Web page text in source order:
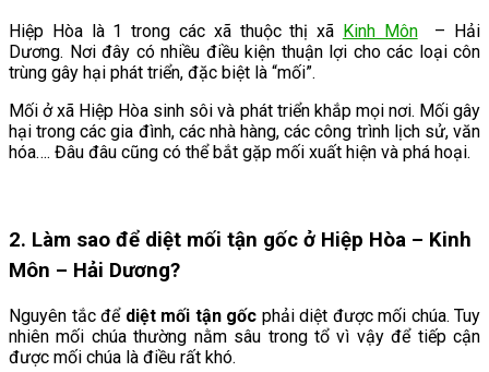
Hiệp Hòa là 1 trong các xã thuộc thị xã Kinh Môn– Hải
Dương. Nơi đây có nhiều điều kiện thuận lợi cho các loại côn
trùng gây hại phát triển, đặc biệt là “mối”.
Mối ở xã Hiệp Hòa sinh sôi và phát triển khắp mọi nơi. Mối gây
hại trong các gia đình, các nhà hàng, các công trình lịch sử, văn
hóa…. Đâu đâu cũng có thể bắt gặp mối xuất hiện và phá hoại.
2. Làm sao để diệt mối tận gốc ở Hiệp Hòa – Kinh
Môn – Hải Dương?
Nguyên tắc để diệt mối tận gốc phải diệt được mối chúa. Tuy
nhiên mối chúa thường nằm sâu trong tổ vì vậy để tiếp cận
được mối chúa là điều rất khó.